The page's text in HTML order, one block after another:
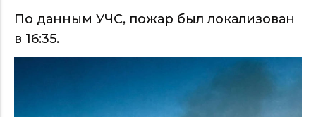
По данным УЧС, пожар был локализован
в 16:35.